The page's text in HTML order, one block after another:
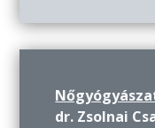
dr. Zsolnai